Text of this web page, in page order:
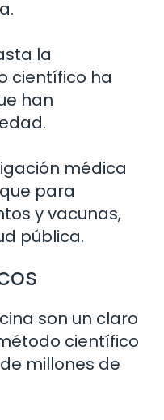
la
científico ha
han
médica
para
y vacunas,
pública.
son un claro
científico
millones de